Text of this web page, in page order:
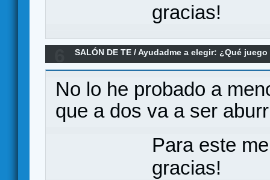
gracias!
SALÓN DE TE /Ayudadme a elegir: ¿Qué
No lo he probado a
que a dos va a ser
Para este
gracias!